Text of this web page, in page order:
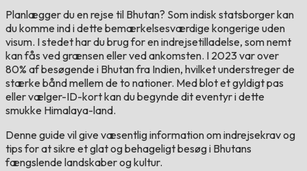
Planlægger du en rejse til Bhutan? Som indisk statsborger kan
du komme ind i dette bemærkelsesværdige kongerige uden
visum. I stedet har du brug for en indrejsetilladelse, som nemt
kan fås ved grænsen eller ved ankomsten. I 2023 var over
80% af besøgende i Bhutan fra Indien, hvilket understreger de
stærke bånd mellem de to nationer. Med blot et gyldigt pas
eller vælger-ID-kort kan du begynde dit eventyr i dette
smukke Himalaya-land.
Denne guide vil give væsentlig information om indrejsekrav og
tips for at sikre et glat og behageligt besøg i Bhutans
fængslende landskaber og kultur.